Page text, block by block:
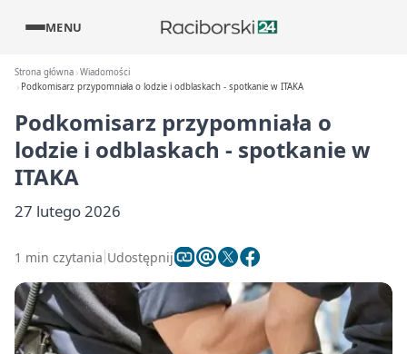
MENU
Strona główna Wiadomości
Podkomisarz przypomniała o lodzie i odblaskach - spotkanie w ITAKA
Podkomisarz przypomniała o
lodzie i odblaskach - spotkanie w
ITAKA
27 lutego 2026
1 min czytania Udostępnij